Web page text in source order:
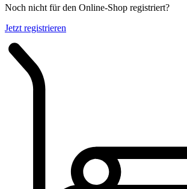
Noch nicht für den Online-Shop registriert?
Jetzt registrieren